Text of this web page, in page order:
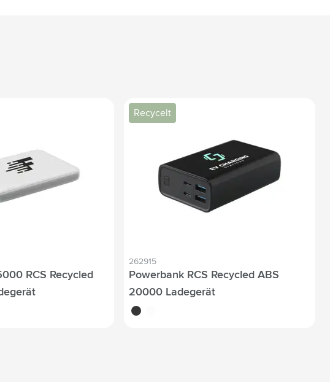
RCS Recycled
Recycelt
262915
Powerbank RCS Recycled ABS
20000 Ladegerät
noir